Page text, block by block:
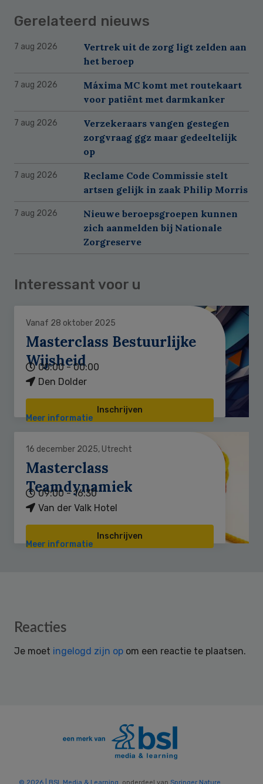
Gerelateerd nieuws
7 aug 2026
Vertrek uit de zorg ligt zelden aan
het beroep
7 aug 2026
Máxima MC komt met routekaart
voor patiënt met darmkanker
7 aug 2026
Verzekeraars vangen gestegen
zorgvraag ggz maar gedeeltelijk
op
7 aug 2026
Reclame Code Commissie stelt
artsen gelijk in zaak Philip Morris
7 aug 2026
Nieuwe beroepsgroepen kunnen
zich aanmelden bij Nationale
Zorgreserve
Interessant voor u
Vanaf 28 oktober 2025
Masterclass Bestuurlijke
Wijsheid
00:00 - 00:00
Den Dolder
Inschrijven
Meer informatie
16 december 2025, Utrecht
Masterclass
Teamdynamiek
09:00 - 16:30
Van der Valk Hotel
Inschrijven
Meer informatie
Reader
Reacties
Je moet ingelogd zijn op om een reactie te plaatsen.
© 2026 | BSL Media & Learning , onderdeel van Springer Nature